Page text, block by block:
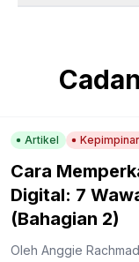
Artikel
Cara
Digital: 7
(Bahagian 2)
Oleh Anggie